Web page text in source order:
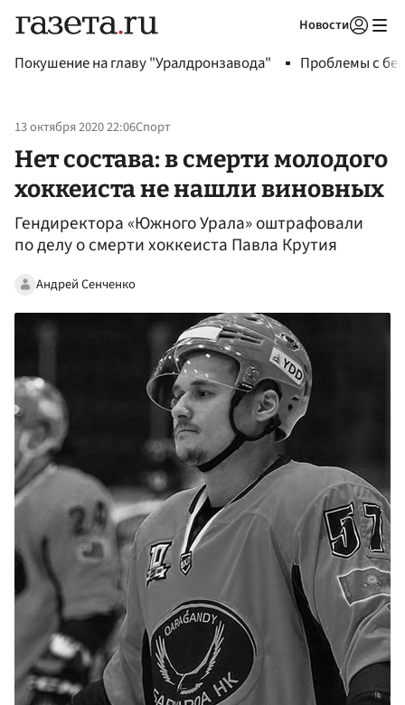
Новости
Покушение на главу "Уралдронзавода" Проблемы с
13 октября 2020 22:06Спорт
Нет состава: в смерти молодого
хоккеиста не нашли виновных
Гендиректора «Южного Урала» оштрафовали
по делу о смерти хоккеиста Павла Крутия
Андрей Сенченко